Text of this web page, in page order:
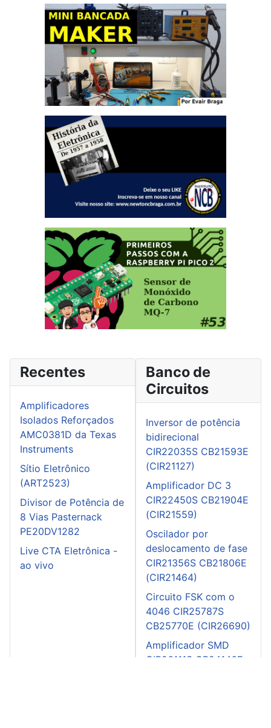
Recentes
Amplificadores
Isolados Reforçados
AMC0381D da Texas
Instruments
Sítio Eletrônico
(ART2523)
Divisor de Potência de
8 Vias Pasternack
PE20DV1282
Live CTA Eletrônica -
ao vivo
Banco de
Circuitos
Inversor de potência
bidirecional
CIR22035S CB21593E
(CIR21127)
Amplificador DC 3
CIR22450S CB21904E
(CIR21559)
Oscilador por
deslocamento de fase
CIR21356S CB21806E
(CIR21464)
Circuito FSK com o
4046 CIR25787S
CB25770E (CIR26690)
Amplificador SMD
CIR26111S CB24146E